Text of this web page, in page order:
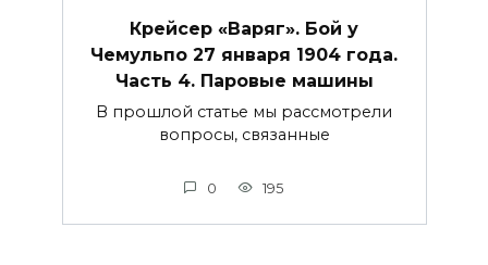
Крейсер «Варяг». Бой у
Чемульпо 27 января 1904 года.
Часть 4. Паровые машины
В прошлой статье мы рассмотрели
вопросы, связанные
0 195